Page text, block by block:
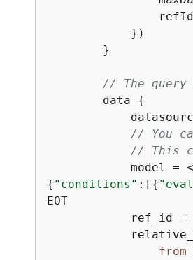
            })
        }
// The query
        data
{
// You
// This
{ "conditions" :[ {
EOT
            ref_id =
from